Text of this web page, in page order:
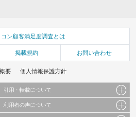
コン顧客満足度調査とは
掲載規約 お問い合わせ
要 個人情報保護方針
引用・転載について
文字、写真、イラスト、画像データ等）及びこれらの配
利用者の声について